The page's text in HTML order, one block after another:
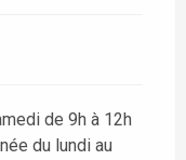
de 9h à 12h
du lundi au